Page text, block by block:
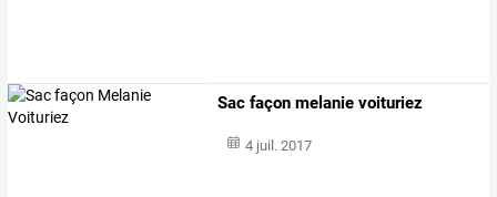
Sac façon melanie voituriez
4 juil. 2017